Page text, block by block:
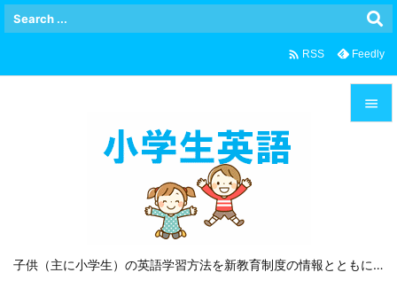
子供（主に小学生）の英語学習方法を新教育制度の情報とともに…


 RSS Feedly